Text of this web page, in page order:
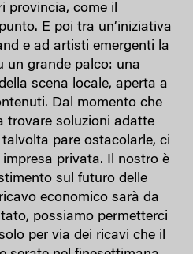
provincia, come il
E poi tra un’iniziativa
e ad artisti emergenti la
un grande palco: una
scena locale, aperta a
Dal momento che
trovare soluzioni adatte
pare ostacolarle, ci
privata. Il nostro è
sul futuro delle
economico sarà da
possiamo permetterci
per via dei ricavi che il